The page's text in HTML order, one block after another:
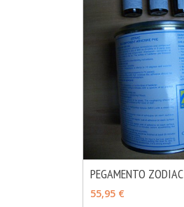
PEGAMENTO ZODIAC
55,95 €